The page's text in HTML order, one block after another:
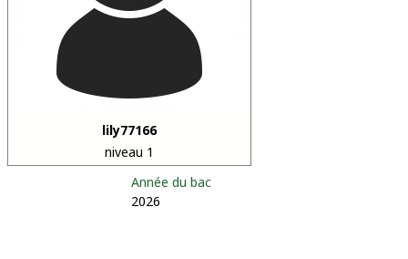
lily77166
niveau 1
Année du bac
2026